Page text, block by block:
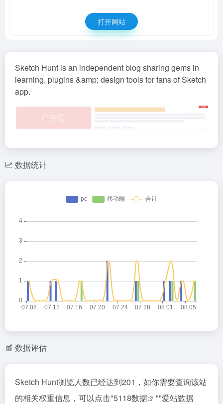
打开网站
Sketch Hunt is an independent blog sharing gems in
learning, plugins &amp; design tools for fans of Sketch
app.
数据统计
数据评估
Sketch Hunt浏览人数已经达到201，如你需要查询该站
的相关权重信息，可以点击"5118数据 ""爱站数据